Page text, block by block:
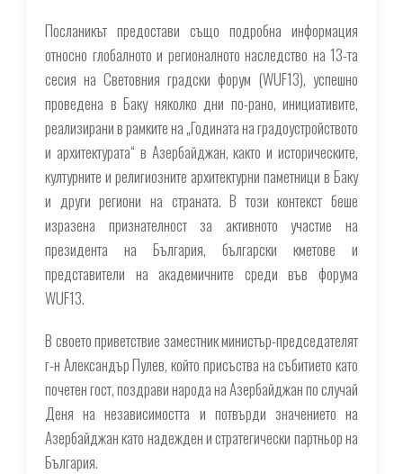
Посланикът предостави също подробна информация
относно глобалното и регионалното наследство на 13-та
сесия на Световния градски форум (WUF13), успешно
проведена в Баку няколко дни по-рано, инициативите,
реализирани в рамките на „Годината на градоустройството
и архитектурата“ в Азербайджан, както и историческите,
културните и религиозните архитектурни паметници в Баку
и други региони на страната. В този контекст беше
изразена признателност за активното участие на
президента на България, български кметове и
представители на академичните среди във форума
WUF13.
В своето приветствие заместник министър-председателят
г-н Александър Пулев, който присъства на събитието като
почетен гост, поздрави народа на Азербайджан по случай
Деня на независимостта и потвърди значението на
Азербайджан като надежден и стратегически партньор на
България.